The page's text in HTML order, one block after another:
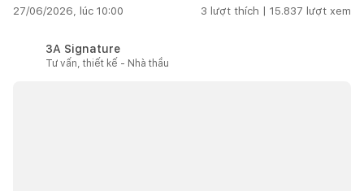
27/06/2026, lúc 10:00 3 lượt thích | 15.837 lượt xem
3A Signature
Tư vấn, thiết kế - Nhà thầu